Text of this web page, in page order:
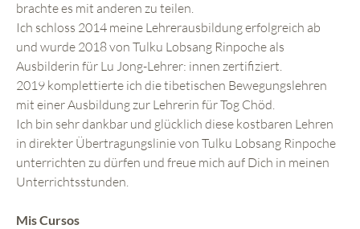
brachte es mit anderen zu teilen.
Ich schloss 2014 meine Lehrerausbildung erfolgreich ab
und wurde 2018 von Tulku Lobsang Rinpoche als
Ausbilderin für Lu Jong-Lehrer: innen zertifiziert.
2019 komplettierte ich die tibetischen Bewegungslehren
mit einer Ausbildung zur Lehrerin für Tog Chöd.
Ich bin sehr dankbar und glücklich diese kostbaren Lehren
in direkter Übertragungslinie von Tulku Lobsang Rinpoche
unterrichten zu dürfen und freue mich auf Dich in meinen
Unterrichtsstunden.
Mis Cursos